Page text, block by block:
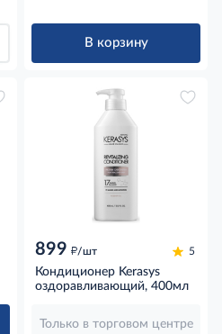
В корзину
899 д/шт 5
Кондиционер Kerasys
оздоравливающий, 400мл
Только в торговом центре